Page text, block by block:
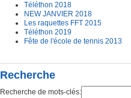
Téléthon 2018
NEW JANVIER 2018
Les raquettes FFT 2015
Téléthon 2019
Fête de l'école de tennis 2013
Recherche
Recherche de mots-clés: